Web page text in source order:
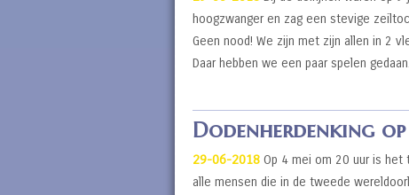
hoogzwanger en zag een stevige
Geen nood! We zijn met zijn allen in 2
Daar hebben we een paar spelen
Dodenherdenking
29-06-2018 Op 4 mei om 20 uur is het
alle mensen die in de tweede